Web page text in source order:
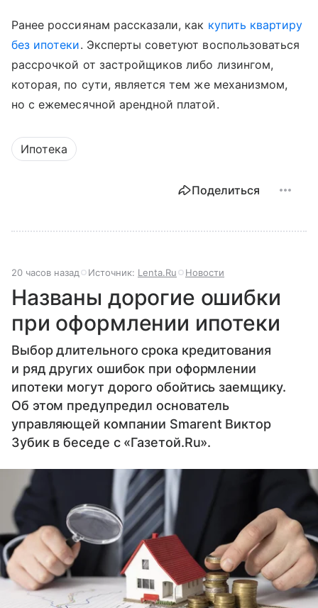
Ранее россиянам рассказали, как купить квартиру
без ипотеки. Эксперты советуют воспользоваться
рассрочкой от застройщиков либо лизингом,
которая, по сути, является тем же механизмом,
но с ежемесячной арендной платой.
Ипотека
Поделиться
20 часов назад Источник: Lenta.Ru Новости
Названы дорогие ошибки
при оформлении ипотеки
Выбор длительного срока кредитования
и ряд других ошибок при оформлении
ипотеки могут дорого обойтись заемщику.
Об этом предупредил основатель
управляющей компании Smarent Виктор
Зубик в беседе с «Газетой.Ru».